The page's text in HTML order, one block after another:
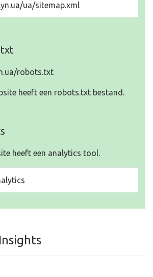
ua/sitemap.xml
robots.txt
heeft een robots.txt bestand.
heeft een analytics tool.